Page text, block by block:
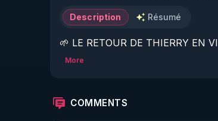
Description Résumé
🌱 LE RETOUR DE THIERRY EN
🌱 LE MAGAZINE RÉGÉNÈRE
More
COMMENTS